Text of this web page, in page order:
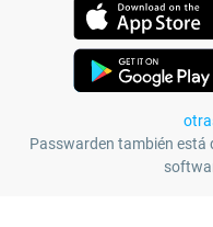
Passwarden también está